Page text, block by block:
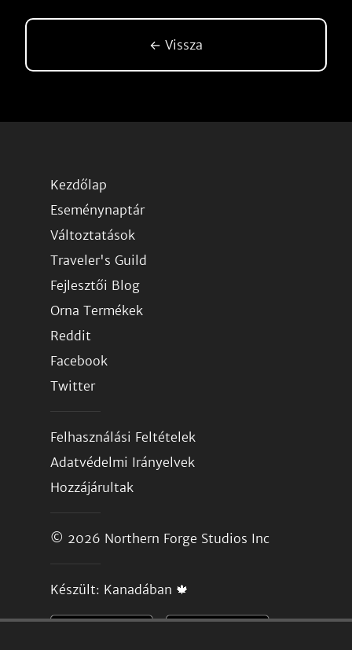
← Vissza
Kezdőlap
Eseménynaptár
Változtatások
Traveler's Guild
Fejlesztői Blog
Orna Termékek
Reddit
Facebook
Twitter
Felhasználási Feltételek
Adatvédelmi Irányelvek
Hozzájárultak
© 2026 Northern Forge Studios Inc
Készült: Kanadában 🍁